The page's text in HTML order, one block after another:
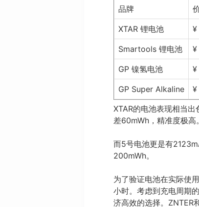
品牌
XTAR 锂电池 ¥
Smartools 锂电池 ¥
GP 镍氢电池 ¥
GP Super Alkaline ¥
XTAR的电池表现相当
差60mWh，精准度极高。
而5号电池更是有
200mWh。
为了验证电池在实际使
小时。考虑到充电周期
济高效的选择。ZNTER